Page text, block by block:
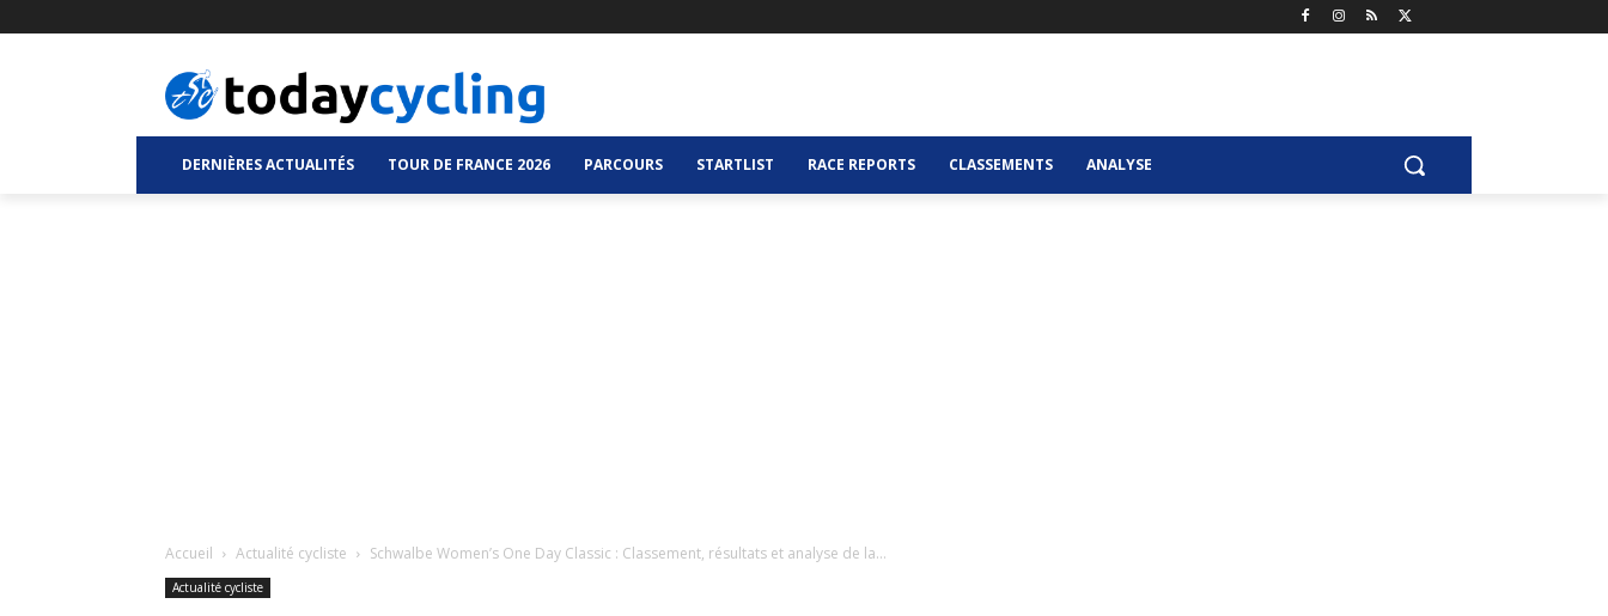
DERNIÈRES ACTUALITÉS TOUR DE FRANCE 2026 PARCOURS STARTLIST RACE REPORTS CLASSEMENTS ANALYSE
Accueil Actualité cycliste Schwalbe Women’s One Day Classic : Classement, résultats et analyse de la...
Actualité cycliste